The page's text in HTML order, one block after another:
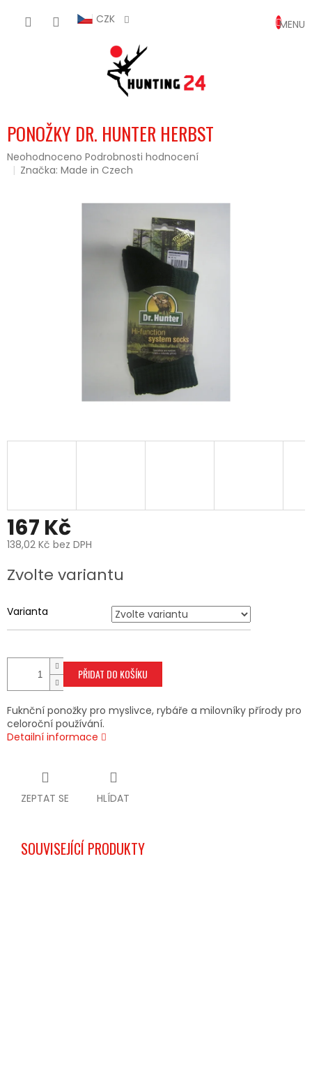
CZK
KOŠÍK
PONOŽKY DR. HUNTER HERBST
Průměrné
hodnocení
Neohodnoceno Podrobnosti hodnocení
Značka:Made in Czech
167 Kč
138,02 Kč bez DPH
cena:
Zvolte variantu
Varianta
PŘIDAT DO KOŠÍKU
Fuknční ponožky pro myslivce, rybáře a milovníky přírody pro
celoroční používání.
Detailní informace
ZEPTAT SE HLÍDAT
SOUVISEJÍCÍ PRODUKTY